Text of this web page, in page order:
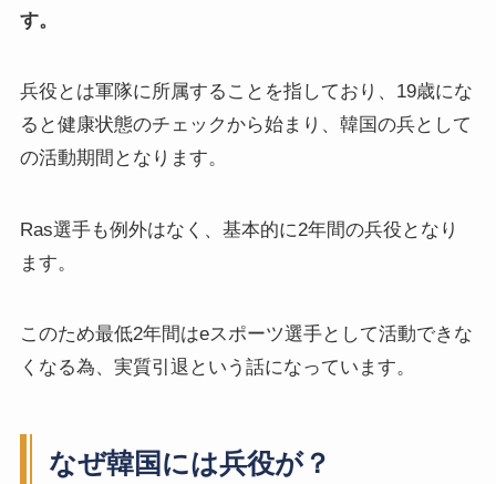
す。
兵役とは軍隊に所属することを指しており、19歳にな
ると健康状態のチェックから始まり、韓国の兵として
の活動期間となります。
Ras選手も例外はなく、基本的に2年間の兵役となり
ます。
このため最低2年間はeスポーツ選手として活動できな
くなる為、実質引退という話になっています。
なぜ韓国には兵役が？